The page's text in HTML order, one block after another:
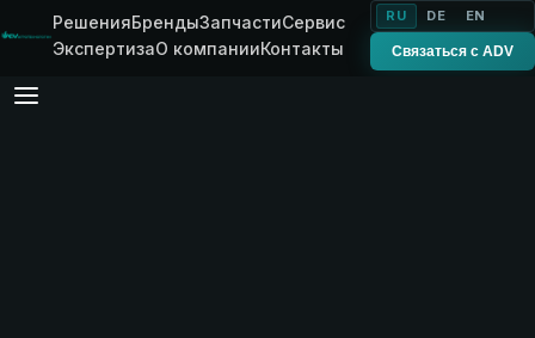
РешенияБрендыЗапчастиСервис
ЭкспертизаО компанииКонтакты
RU DE EN
Связаться с ADV